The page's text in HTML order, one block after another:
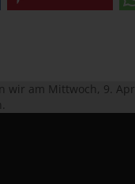
wir am Mittwoch, 9.